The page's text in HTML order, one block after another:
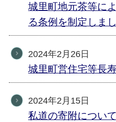
城里町地元茶等に
る条例を制定しま
2024年2月26日
城里町営住宅等長
2024年2月15日
私道の寄附について